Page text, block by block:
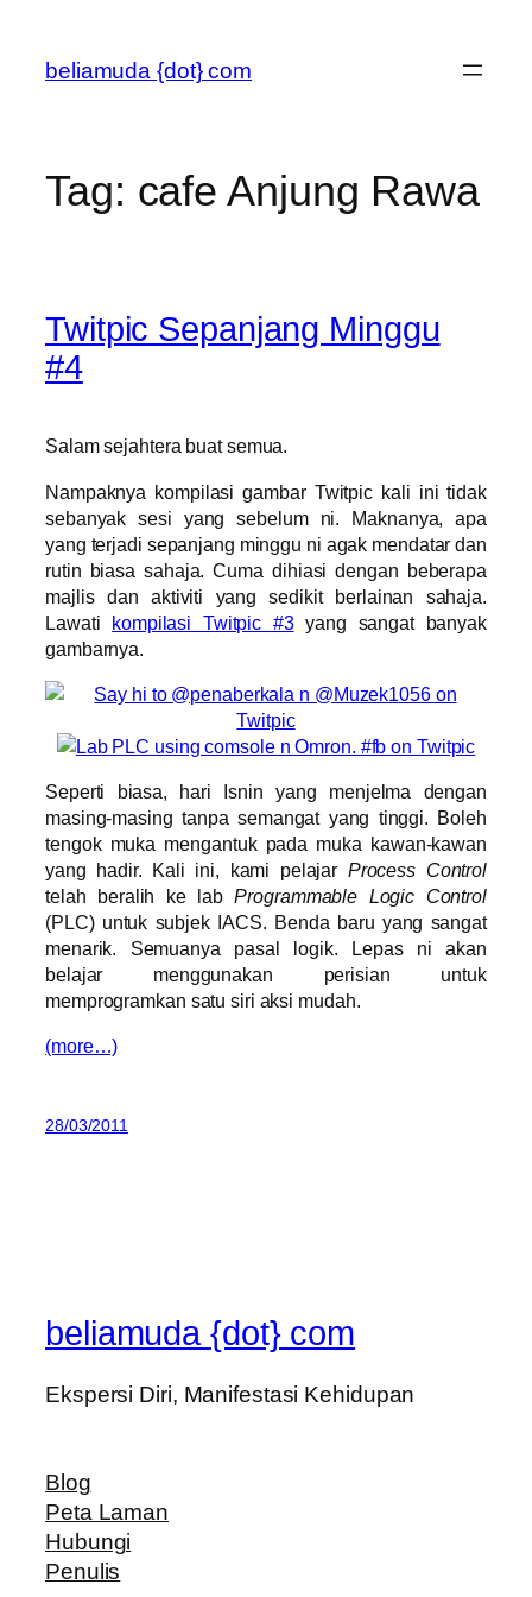
content
beliamuda {dot} com
Tag: cafe Anjung Rawa
Twitpic Sepanjang Minggu
#4
Salam sejahtera buat semua.
Nampaknya kompilasi gambar Twitpic kali ini tidak
sebanyak sesi yang sebelum ni. Maknanya, apa
yang terjadi sepanjang minggu ni agak mendatar dan
rutin biasa sahaja. Cuma dihiasi dengan beberapa
majlis dan aktiviti yang sedikit berlainan sahaja.
Lawati kompilasi Twitpic #3yang sangat banyak
gambarnya.
Seperti biasa, hari Isnin yang menjelma dengan
masing-masing tanpa semangat yang tinggi. Boleh
tengok muka mengantuk pada muka kawan-kawan
yang hadir. Kali ini, kami pelajar Process Control
telah beralih ke labProgrammable Logic Control
(PLC) untuk subjek IACS. Benda baru yang sangat
menarik. Semuanya pasal logik. Lepas ni akan
belajar menggunakan perisian untuk
memprogramkan satu siri aksi mudah.
(more…)
28/03/2011
beliamuda {dot} com
Ekspersi Diri, Manifestasi Kehidupan
Blog
Peta Laman
Hubungi
Penulis